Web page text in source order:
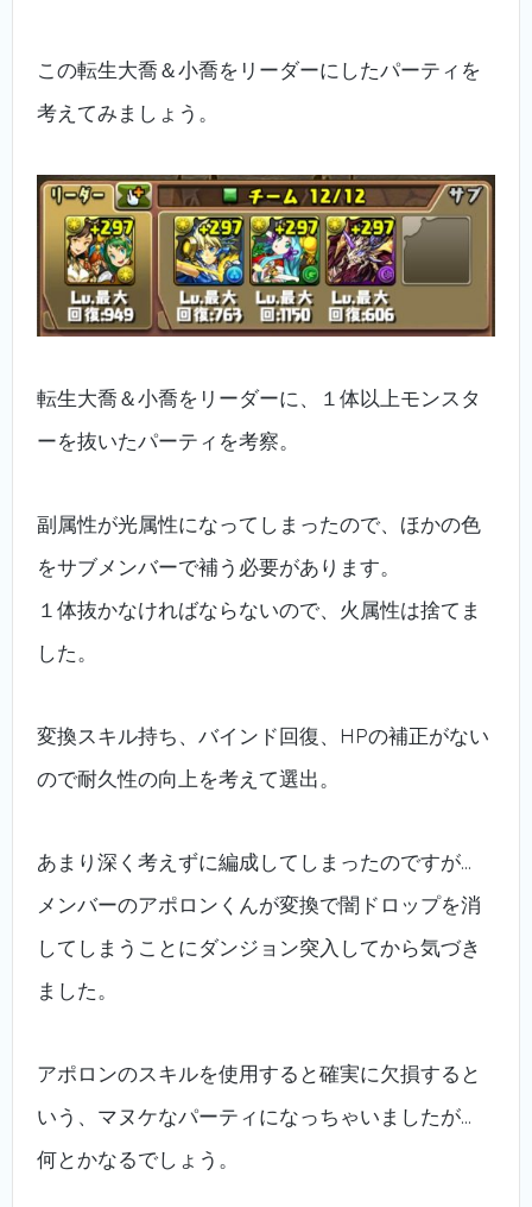
この転生大喬＆小喬をリーダーにしたパーティを
考えてみましょう。
転生大喬＆小喬をリーダーに、１体以上モンスタ
ーを抜いたパーティを考察。
副属性が光属性になってしまったので、ほかの色
をサブメンバーで補う必要があります。
１体抜かなければならないので、火属性は捨てま
した。
変換スキル持ち、バインド回復、HPの補正がない
ので耐久性の向上を考えて選出。
あまり深く考えずに編成してしまったのですが…
メンバーのアポロンくんが変換で闇ドロップを消
してしまうことにダンジョン突入してから気づき
ました。
アポロンのスキルを使用すると確実に欠損すると
いう、マヌケなパーティになっちゃいましたが…
何とかなるでしょう。